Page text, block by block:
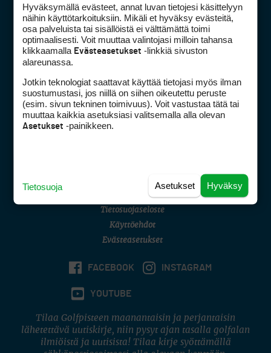
Golfpiste mediakortti
Golfpisteen yhteystiedot
DSA avoimuusraportti
Asiakaspalvelu
(digi) digi@otavamedia.fi
Tietosuojaseloste
Käyttöehdot
Evästeasetukset
FACEBOOK INSTAGRAM
YOUTUBE
Tilaa Golfpisteen maanantaisin ja perjantaisin
lähetettävä uutiskirje, niin pysyt ajan tasalla golfalan
ilmiöistä ja uutisista! Tilaa kirje syöttämällä
Hyväksymällä evästeet, annat luvan tietojesi käsittelyyn
näihin käyttötarkoituksiin. Mikäli et hyväksy evästeitä,
osa palveluista tai sisällöistä ei välttämättä toimi
optimaalisesti. Voit muuttaa valintojasi milloin tahansa
klikkaamalla Evästeasetukset -linkkiä sivuston
alareunassa.
Jotkin teknologiat saattavat käyttää tietojasi myös ilman
suostumustasi, jos niillä on siihen oikeutettu peruste
(esim. sivun tekninen toimivuus). Voit vastustaa tätä tai
muuttaa kaikkia asetuksiasi valitsemalla alla olevan
Asetukset -painikkeen.
Hyväksy
Asetukset
Tietosuoja